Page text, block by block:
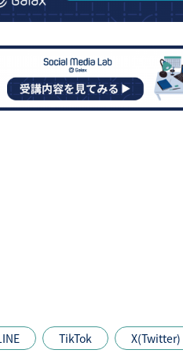
TikTok
X(Twitter)